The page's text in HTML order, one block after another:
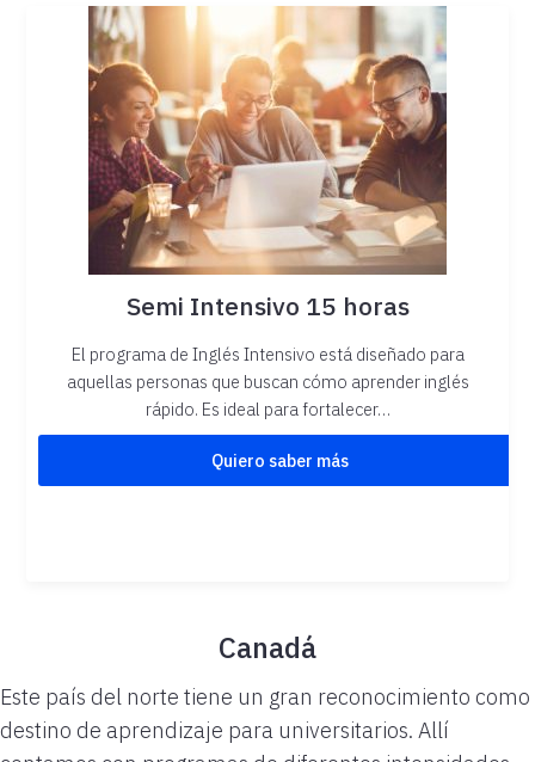
Semi Intensivo 15 horas
El programa de Inglés Intensivo está diseñado para
aquellas personas que buscan cómo aprender inglés
rápido. Es ideal para fortalecer…
Quiero saber más
Canadá
Este país del norte tiene un gran reconocimiento como
destino de aprendizaje para universitarios. Allí